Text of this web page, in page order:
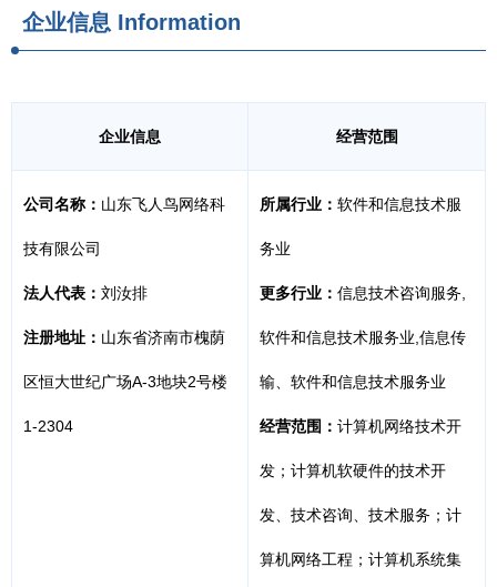
企业信息 Information
企业信息 经营范围
公司名称： 山东飞人鸟网络科
技有限公司
法人代表： 刘汝排
注册地址： 山东省济南市槐荫
区恒大世纪广场A-3地块2号楼
1-2304
所属行业： 软件和信息技术服
务业
更多行业： 信息技术咨询服务,
软件和信息技术服务业,信息传
输、软件和信息技术服务业
经营范围： 计算机网络技术开
发；计算机软硬件的技术开
发、技术咨询、技术服务；计
算机网络工程；计算机系统集